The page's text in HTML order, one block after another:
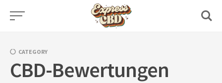
Skip
CATEGORY
CBD-Bewertungen